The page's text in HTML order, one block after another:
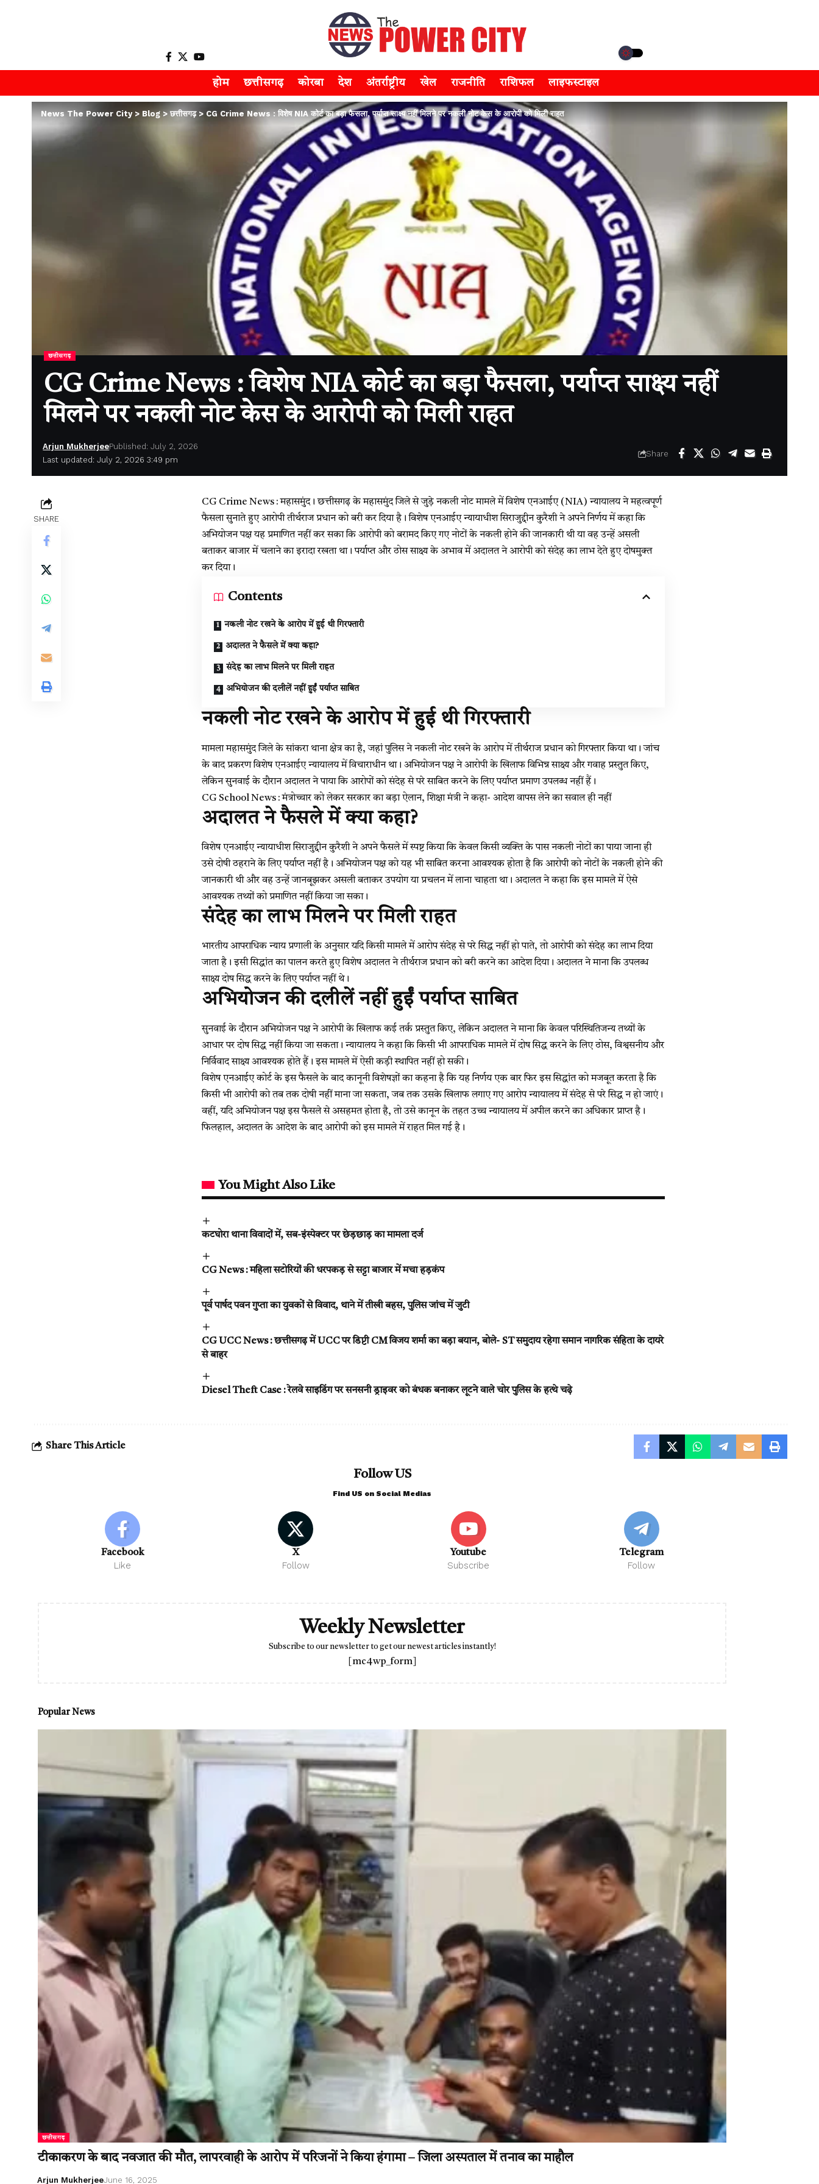
होम छत्तीसगढ़ कोरबा देश अंतर्राष्ट्रीय खेल राजनीति राशिफल लाइफस्टाइल
News The Power City> Blog > छत्तीसगढ़> CG Crime News : विशेष NIA कोर्ट का बड़ा फैसला, पर्याप्त साक्ष्य नहीं मिलने पर नकली नोट केस के आरोपी को मिली राहत
छत्तीसगढ़
CG Crime News : विशेष NIA कोर्ट का बड़ा फैसला, पर्याप्त साक्ष्य नहीं
मिलने पर नकली नोट केस के आरोपी को मिली राहत
Last updated: July 2, 2026 3:49 pm
Arjun MukherjeePublished: July 2, 2026
Share
SHARE
CG Crime News : महासमुंद। छत्तीसगढ़ के महासमुंद जिले से जुड़े नकली नोट मामले में विशेष एनआईए (NIA) न्यायालय ने महत्वपूर्ण
फैसला सुनाते हुए आरोपी तीर्थराज प्रधान को बरी कर दिया है। विशेष एनआईए न्यायाधीश सिराजुद्दीन कुरैशी ने अपने निर्णय में कहा कि
अभियोजन पक्ष यह प्रमाणित नहीं कर सका कि आरोपी को बरामद किए गए नोटों के नकली होने की जानकारी थी या वह उन्हें असली
बताकर बाजार में चलाने का इरादा रखता था। पर्याप्त और ठोस साक्ष्य के अभाव में अदालत ने आरोपी को संदेह का लाभ देते हुए दोषमुक्त
कर दिया।
Contents
नकली नोट रखने के आरोप में हुई थी गिरफ्तारी
अदालत ने फैसले में क्या कहा?
संदेह का लाभ मिलने पर मिली राहत
अभियोजन की दलीलें नहीं हुईं पर्याप्त साबित
नकली नोट रखने के आरोप में हुई थी गिरफ्तारी
मामला महासमुंद जिले के सांकरा थाना क्षेत्र का है, जहां पुलिस ने नकली नोट रखने के आरोप में तीर्थराज प्रधान को गिरफ्तार किया था। जांच
के बाद प्रकरण विशेष एनआईए न्यायालय में विचाराधीन था। अभियोजन पक्ष ने आरोपी के खिलाफ विभिन्न साक्ष्य और गवाह प्रस्तुत किए,
लेकिन सुनवाई के दौरान अदालत ने पाया कि आरोपों को संदेह से परे साबित करने के लिए पर्याप्त प्रमाण उपलब्ध नहीं हैं।
CG School News : मंत्रोच्चार को लेकर सरकार का बड़ा ऐलान, शिक्षा मंत्री ने कहा- आदेश वापस लेने का सवाल ही नहीं
अदालत ने फैसले में क्या कहा?
विशेष एनआईए न्यायाधीश सिराजुद्दीन कुरैशी ने अपने फैसले में स्पष्ट किया कि केवल किसी व्यक्ति के पास नकली नोटों का पाया जाना ही
उसे दोषी ठहराने के लिए पर्याप्त नहीं है। अभियोजन पक्ष को यह भी साबित करना आवश्यक होता है कि आरोपी को नोटों के नकली होने की
जानकारी थी और वह उन्हें जानबूझकर असली बताकर उपयोग या प्रचलन में लाना चाहता था। अदालत ने कहा कि इस मामले में ऐसे
आवश्यक तथ्यों को प्रमाणित नहीं किया जा सका।
संदेह का लाभ मिलने पर मिली राहत
भारतीय आपराधिक न्याय प्रणाली के अनुसार यदि किसी मामले में आरोप संदेह से परे सिद्ध नहीं हो पाते, तो आरोपी को संदेह का लाभ दिया
जाता है। इसी सिद्धांत का पालन करते हुए विशेष अदालत ने तीर्थराज प्रधान को बरी करने का आदेश दिया। अदालत ने माना कि उपलब्ध
साक्ष्य दोष सिद्ध करने के लिए पर्याप्त नहीं थे।
अभियोजन की दलीलें नहीं हुईं पर्याप्त साबित
सुनवाई के दौरान अभियोजन पक्ष ने आरोपी के खिलाफ कई तर्क प्रस्तुत किए, लेकिन अदालत ने माना कि केवल परिस्थितिजन्य तथ्यों के
आधार पर दोष सिद्ध नहीं किया जा सकता। न्यायालय ने कहा कि किसी भी आपराधिक मामले में दोष सिद्ध करने के लिए ठोस, विश्वसनीय और
निर्विवाद साक्ष्य आवश्यक होते हैं। इस मामले में ऐसी कड़ी स्थापित नहीं हो सकी।
विशेष एनआईए कोर्ट के इस फैसले के बाद कानूनी विशेषज्ञों का कहना है कि यह निर्णय एक बार फिर इस सिद्धांत को मजबूत करता है कि
किसी भी आरोपी को तब तक दोषी नहीं माना जा सकता, जब तक उसके खिलाफ लगाए गए आरोप न्यायालय में संदेह से परे सिद्ध न हो जाएं।
वहीं, यदि अभियोजन पक्ष इस फैसले से असहमत होता है, तो उसे कानून के तहत उच्च न्यायालय में अपील करने का अधिकार प्राप्त है।
फिलहाल, अदालत के आदेश के बाद आरोपी को इस मामले में राहत मिल गई है।
You Might Also Like
कटघोरा थाना विवादों में, सब-इंस्पेक्टर पर छेड़छाड़ का मामला दर्ज
CG News : महिला सटोरियों की धरपकड़ से सट्टा बाजार में मचा हड़कंप
पूर्व पार्षद पवन गुप्ता का युवकों से विवाद, थाने में तीखी बहस, पुलिस जांच में जुटी
CG UCC News : छत्तीसगढ़ में UCC पर डिप्टी CM विजय शर्मा का बड़ा बयान, बोले- ST समुदाय रहेगा समान नागरिक संहिता के दायरे
से बाहर
Diesel Theft Case : रेलवे साइडिंग पर सनसनी ड्राइवर को बंधक बनाकर लूटने वाले चोर पुलिस के हत्थे चढ़े
Share This Article
Follow US
Find US on Social Medias
Facebook
Like
X
Follow
Youtube
Subscribe
Telegram
Follow
Weekly Newsletter
Subscribe to our newsletter to get our newest articles instantly!
[mc4wp_form]
Popular News
छत्तीसगढ़
टीकाकरण के बाद नवजात की मौत, लापरवाही के आरोप में परिजनों ने किया हंगामा – जिला अस्पताल में तनाव का माहौल
Arjun MukherjeeJune 16, 2025